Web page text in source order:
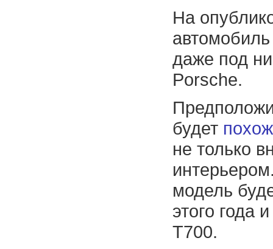
На
даже под
Porsche.
будет
не только
модель
этого года
T700.